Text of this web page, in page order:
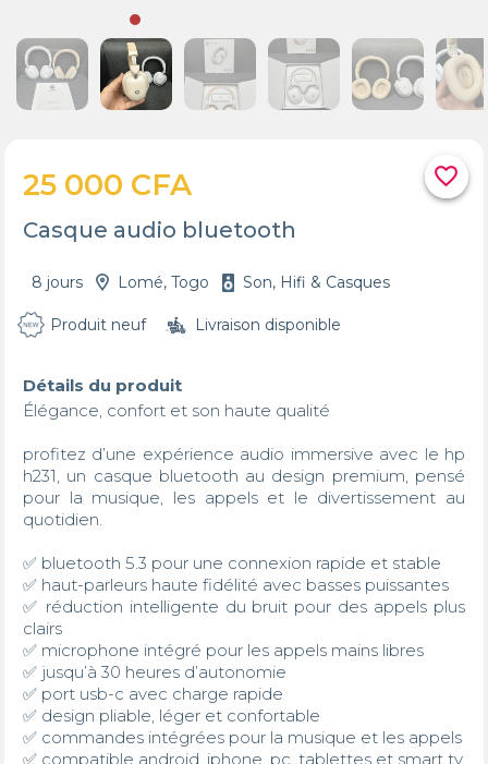
favorite_border
25 000 CFA
Casque audio bluetooth
8 jours Lomé, Togo Son, Hifi & Casques
Produit neuf Livraison disponible
Détails du produit
Élégance, confort et son haute qualité
profitez d’une expérience audio immersive avec le hp
h231, un casque bluetooth au design premium, pensé
pour la musique, les appels et le divertissement au
quotidien.
✅ bluetooth 5.3 pour une connexion rapide et stable
✅ haut-parleurs haute fidélité avec basses puissantes
✅ réduction intelligente du bruit pour des appels plus
clairs
✅ microphone intégré pour les appels mains libres
✅ jusqu’à 30 heures d’autonomie
✅ port usb-c avec charge rapide
✅ design pliable, léger et confortable
✅ commandes intégrées pour la musique et les appels
✅ compatible android, iphone, pc, tablettes et smart tv